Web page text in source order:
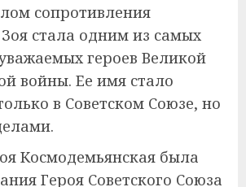
сопротивления
стала одним из самых
героев Великой
войны. Ее имя стало
в Советском Союзе, но
Космодемьянская была
Героя Советского Союза